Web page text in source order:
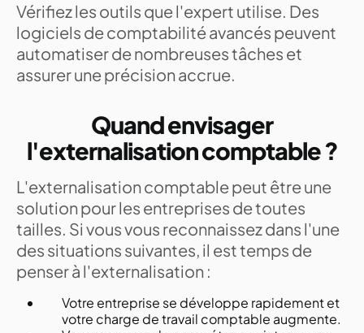
Vérifiez les outils que l'expert utilise. Des
logiciels de comptabilité avancés peuvent
automatiser de nombreuses tâches et
assurer une précision accrue.
Quand envisager
l'externalisation comptable ?
L'externalisation comptable peut être une
solution pour les entreprises de toutes
tailles. Si vous vous reconnaissez dans l'une
des situations suivantes, il est temps de
penser à l'externalisation :
Votre entreprise se développe rapidement et
votre charge de travail comptable augmente.